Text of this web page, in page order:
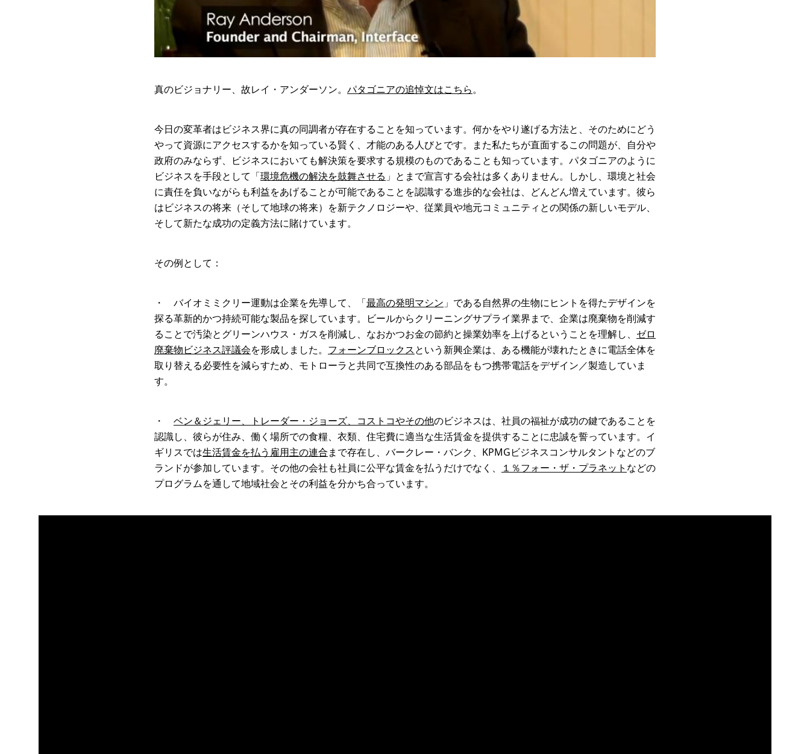
真のビジョナリー、故レイ・アンダーソン。 パタゴニアの追悼文はこちら。
今日の変革者はビジネス界に真の同調者が存在することを知っています。何かをやり遂げる方法と、そのためにどう
やって資源にアクセスするかを知っている賢く、才能のある人びとです。また私たちが直面するこの問題が、自分や
政府のみならず、ビジネスにおいても解決策を要求する規模のものであることも知っています。パタゴニアのように
ビジネスを手段として「環境危機の解決を鼓舞させる 」とまで宣言する会社は多くありません。しかし、環境と社会
に責任を負いながらも利益をあげることが可能であることを認識する進歩的な会社は、どんどん増えています。彼ら
はビジネスの将来（そして地球の将来）を新テクノロジーや、従業員や地元コミュニティとの関係の新しいモデル、
そして新たな成功の定義方法に賭けています。
その例として：
・ バイオミミクリー運動は企業を先導して、「最高の発明マシン 」である自然界の生物にヒントを得たデザインを
探る革新的かつ持続可能な製品を探しています。ビールからクリーニングサプライ業界まで、企業は廃棄物を削減す
ることで汚染とグリーンハウス・ガスを削減し、なおかつお金の節約と操業効率を上げるということを理解し、 ゼロ
廃棄物ビジネス評議会を形成しました。 フォーンブロックスという新興企業は、ある機能が壊れたときに電話全体を
取り替える必要性を減らすため、モトローラと共同で互換性のある部品をもつ携帯電話をデザイン／製造していま
す。
・ ベン＆ジェリー、トレーダー・ジョーズ、コストコやその他のビジネスは、社員の福祉が成功の鍵であることを
認識し、彼らが住み、働く場所での食糧、衣類、住宅費に適当な生活賃金を提供することに忠誠を誓っています。イ
ギリスでは生活賃金を払う雇用主の連合まで存在し、バークレー・バンク、KPMGビジネスコンサルタントなどのブ
ランドが参加しています。その他の会社も社員に公平な賃金を払うだけでなく、
１％フォー・ザ・プラネット などの
プログラムを通して地域社会とその利益を分かち合っています。